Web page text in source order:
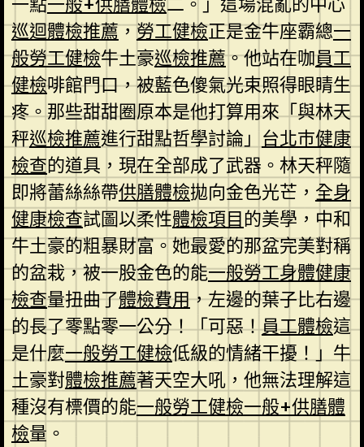
巡迴體檢推薦，勞工健檢正是金牛座霸總一
般勞工健檢牛土豪巡檢推薦。他站在咖員工
健檢啡館門口，被藍色傻氣光束照得眼睛生
疼。那些甜甜圈原本是他打算用來「與林天
秤巡檢推薦進行甜點哲學討論」 台北巿健康
檢查的道具，現在全部成了武器。林天秤隨
即將蕾絲絲帶供膳體檢拋向金色光芒， 全身
健康檢查試圖以柔性體檢項目的美學，中和
牛土豪的粗暴財富。她最愛的那盆完美對稱
的盆栽，被一股金色的能一般勞工身體健康
檢查量扭曲了體檢費用，左邊的葉子比右邊
的長了零點零一公分！「可惡！員工體檢這
是什麼一般勞工健檢低級的情緒干擾！」牛
土豪對體檢推薦著天空大吼，他無法理解這
種沒有標價的能一般勞工健檢一般+供膳體
檢量。